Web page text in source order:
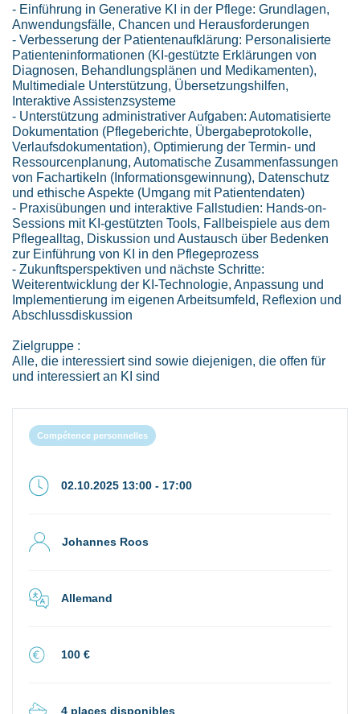
- Einführung in Generative KI in der Pflege: Grundlagen,
Anwendungsfälle, Chancen und Herausforderungen
- Verbesserung der Patientenaufklärung: Personalisierte
Patienteninformationen (KI-gestützte Erklärungen von
Diagnosen, Behandlungsplänen und Medikamenten),
Multimediale Unterstützung, Übersetzungshilfen,
Interaktive Assistenzsysteme
- Unterstützung administrativer Aufgaben: Automatisierte
Dokumentation (Pflegeberichte, Übergabeprotokolle,
Verlaufsdokumentation), Optimierung der Termin- und
Ressourcenplanung, Automatische Zusammenfassungen
von Fachartikeln (Informationsgewinnung), Datenschutz
und ethische Aspekte (Umgang mit Patientendaten)
- Praxisübungen und interaktive Fallstudien: Hands-on-
Sessions mit KI-gestützten Tools, Fallbeispiele aus dem
Pflegealltag, Diskussion und Austausch über Bedenken
zur Einführung von KI in den Pflegeprozess
- Zukunftsperspektiven und nächste Schritte:
Weiterentwicklung der KI-Technologie, Anpassung und
Implementierung im eigenen Arbeitsumfeld, Reflexion und
Abschlussdiskussion
Zielgruppe :
Alle, die interessiert sind sowie diejenigen, die offen für
und interessiert an KI sind
Compétence personnelles
02.10.2025 13:00 - 17:00
Johannes Roos
Allemand
100 €
4 places disponibles